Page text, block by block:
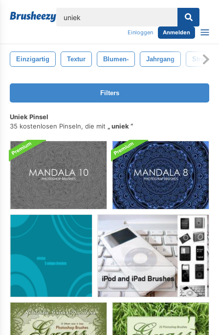
Einloggen Anmelden
Einzigartig Textur Blumen- Jahrgang
Filters
Uniek Pinsel
35 kostenlosen Pinseln, die mit
uniek